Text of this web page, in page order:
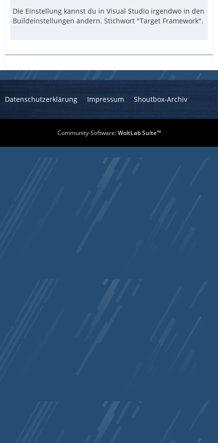
Die Einstellung kannst du in Visual Studio irgendwo in den
Buildeinstellungen ändern. Stichwort "Target Framework".
Datenschutzerklärung Impressum Shoutbox-Archiv
Community-Software:WoltLab Suite™